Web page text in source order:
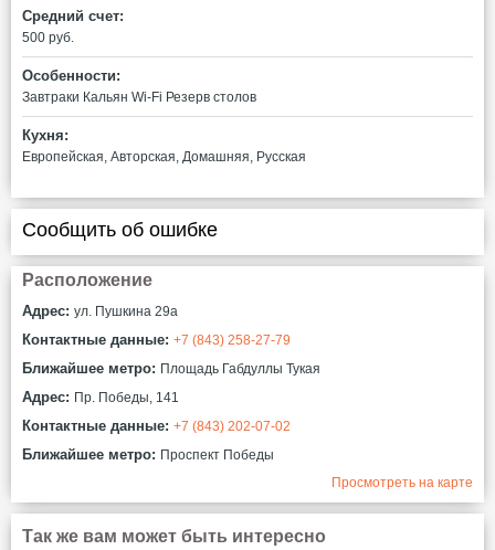
Средний счет:
500 руб.
Особенности:
Завтраки Кальян Wi-Fi Резерв столов
Кухня:
Европейская, Авторская, Домашняя, Русская
Сообщить об ошибке
Расположение
Адрес: ул. Пушкина 29а
Контактные данные: +7 (843) 258-27-79
Ближайшее метро: Площадь Габдуллы Тукая
Адрес: Пр. Победы, 141
Контактные данные: +7 (843) 202-07-02
Ближайшее метро: Проспект Победы
Просмотреть на карте
Так же вам может быть интересно